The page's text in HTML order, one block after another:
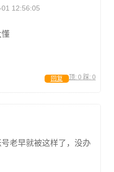
12:56:05
懂
顶: 0 踩: 0
回复
老早就被这样了，没办